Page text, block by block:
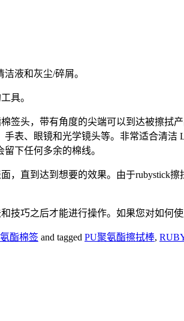
液和灰尘/碎屑。
具。
签头，带有角度的尖端可以到达被擦
表、眼镜和光学镜头等。非常适合清
下任何多余的棉线。
，直到达到想要的效果。由于rubystick
技巧之后才能进行操作。如果您对如何
酯棉签 and tagged PU聚氨酯擦拭棒,